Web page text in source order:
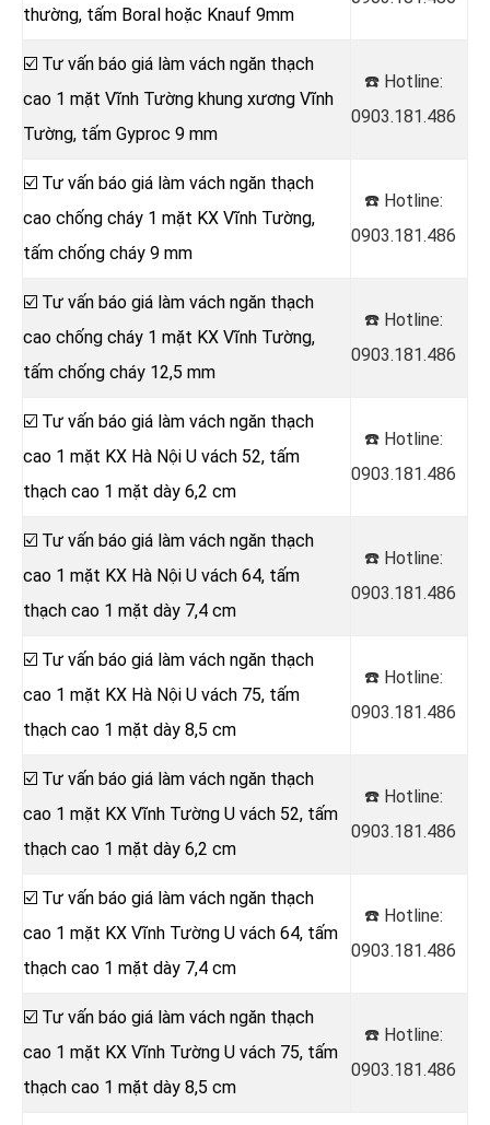
thường, tấm Boral hoặc Knauf 9mm
☑️ Tư vấn báo giá làm vách ngăn thạch
cao 1 mặt Vĩnh Tường khung xương Vĩnh
Tường, tấm Gyproc 9 mm
☎️ Hotline:
0903.181.486
☑️ Tư vấn báo giá làm vách ngăn thạch
cao chống cháy 1 mặt KX Vĩnh Tường,
tấm chống cháy 9 mm
☎️ Hotline:
0903.181.486
☑️ Tư vấn báo giá làm vách ngăn thạch
cao chống cháy 1 mặt KX Vĩnh Tường,
tấm chống cháy 12,5 mm
☎️ Hotline:
0903.181.486
☑️ Tư vấn báo giá làm vách ngăn thạch
cao 1 mặt KX Hà Nội U vách 52, tấm
thạch cao 1 mặt dày 6,2 cm
☎️ Hotline:
0903.181.486
☑️ Tư vấn báo giá làm vách ngăn thạch
cao 1 mặt KX Hà Nội U vách 64, tấm
thạch cao 1 mặt dày 7,4 cm
☎️ Hotline:
0903.181.486
☑️ Tư vấn báo giá làm vách ngăn thạch
cao 1 mặt KX Hà Nội U vách 75, tấm
thạch cao 1 mặt dày 8,5 cm
☎️ Hotline:
0903.181.486
☑️ Tư vấn báo giá làm vách ngăn thạch
cao 1 mặt KX Vĩnh Tường U vách 52, tấm
thạch cao 1 mặt dày 6,2 cm
☎️ Hotline:
0903.181.486
☑️ Tư vấn báo giá làm vách ngăn thạch
cao 1 mặt KX Vĩnh Tường U vách 64, tấm
thạch cao 1 mặt dày 7,4 cm
☎️ Hotline:
0903.181.486
☑️ Tư vấn báo giá làm vách ngăn thạch
cao 1 mặt KX Vĩnh Tường U vách 75, tấm
thạch cao 1 mặt dày 8,5 cm
☎️ Hotline:
0903.181.486